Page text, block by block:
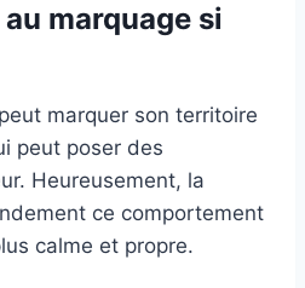
marquage si
marquer son territoire
peut poser des
Heureusement, la
ce comportement
calme et propre.